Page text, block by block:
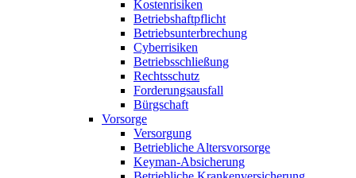
Kostenrisiken
Betriebshaftpflicht
Betriebsunterbrechung
Cyberrisiken
Betriebsschließung
Rechtsschutz
Forderungsausfall
Bürgschaft
Vorsorge
Versorgung
Betriebliche Altersvorsorge
Keyman-Absicherung